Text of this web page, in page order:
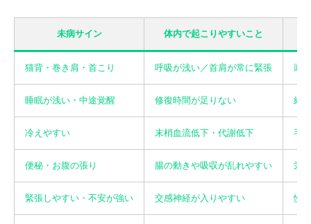
未病サイン 体内で起こりやすいこと
猫背・巻き肩・首こり 呼吸が浅い／首肩が常に緊張 頭
睡眠が浅い・中途覚醒 修復時間が足りない 細
冷えやすい 末梢血流低下・代謝低下 毛
便秘・お腹の張り 腸の動きや吸収が乱れやすい 栄
緊張しやすい・不安が強い 交感神経が入りやすい 慢